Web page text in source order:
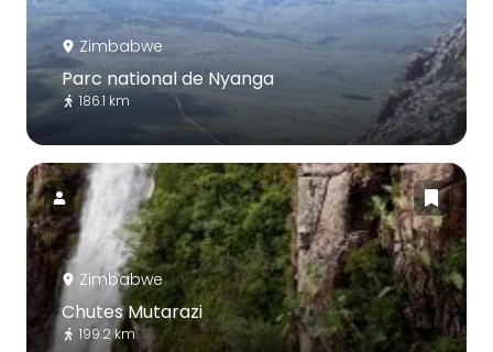
Zimbabwe
Parc national de Nyanga
186.1 km
Zimbabwe
Chutes Mutarazi
199.2 km